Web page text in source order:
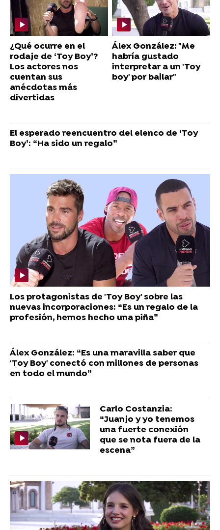
¿Qué ocurre en el
rodaje de ‘Toy Boy’?
Los actores nos
cuentan sus
anécdotas más
divertidas
Álex González: "Me
habría gustado
interpretar a un 'Toy
boy' por bailar"
El esperado reencuentro del elenco de ‘Toy
Boy’: “Ha sido un regalo”
Los protagonistas de 'Toy Boy' sobre las
nuevas incorporaciones: “Es un regalo de la
profesión, hemos hecho una piña”
Álex González: “Es una maravilla saber que
'Toy Boy' conectó con millones de personas
en todo el mundo”
Carlo Costanzia:
“Juanjo y yo tenemos
una fuerte conexión
que se nota fuera de la
escena”